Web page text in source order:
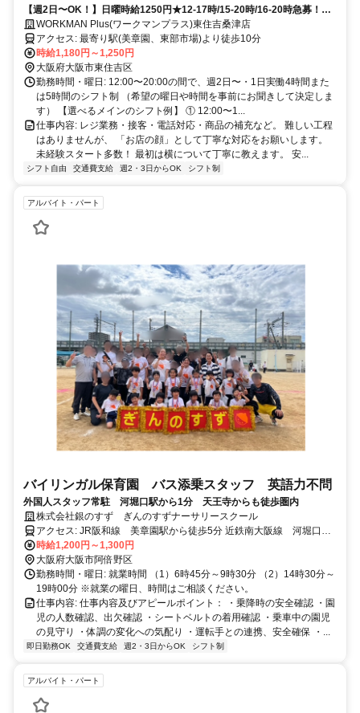
【週2日〜OK！】日曜時給1250円★12-17時/15-20時/16-20時急募！バ
イク通勤・髪自由◎
WORKMAN Plus(ワークマンプラス)東住吉桑津店
アクセス: 最寄り駅(美章園、東部市場)より徒歩10分
時給1,180円～1,250円
大阪府大阪市東住吉区
勤務時間・曜日: 12:00〜20:00の間で、週2日〜・1日実働4時間また
は5時間のシフト制 （希望の曜日や時間を事前にお聞きして決定しま
す） 【選べるメインのシフト例】 ① 12:00〜1...
仕事内容: レジ業務・接客・電話対応・商品の補充など。 難しい工程
はありませんが、 「お店の顔」として丁寧な対応をお願いします。
未経験スタート多数！ 最初は横について丁寧に教えます。 安...
シフト自由 交通費支給 週2・3日からOK シフト制
アルバイト・パート
バイリンガル保育園 バス添乗スタッフ 英語力不問
外国人スタッフ常駐 河堀口駅から1分 天王寺からも徒歩圏内
株式会社銀のすず ぎんのすずナーサリースクール
アクセス: JR阪和線 美章園駅から徒歩5分 近鉄南大阪線 河堀口
駅 から徒歩1分
時給1,200円～1,300円
大阪府大阪市阿倍野区
勤務時間・曜日: 就業時間 （1）6時45分～9時30分 （2）14時30分～
19時00分 ※就業の曜日、時間はご相談ください。
仕事内容: 仕事内容及びアピールポイント： ・乗降時の安全確認 ・園
児の人数確認、出欠確認 ・シートベルトの着用確認 ・乗車中の園児
の見守り ・体調の変化への気配り ・運転手との連携、安全確保 ・...
即日勤務OK 交通費支給 週2・3日からOK シフト制
アルバイト・パート